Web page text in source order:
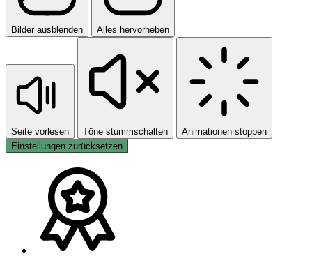
Bilder ausblenden Alles hervorheben
Seite vorlesen Töne stummschalten
Animationen stoppen
Einstellungen zurücksetzen